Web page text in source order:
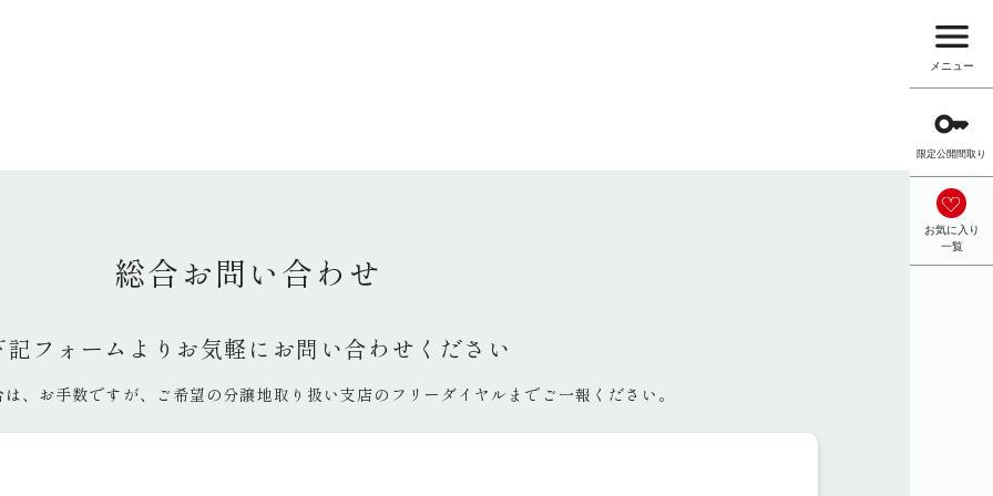
key
限定公開間取り
お気に入り
一覧
menu
メニュー
総合お問い合わせ
記フォームよりお気軽にお問い合わせください
、お手数ですが、ご希望の分譲地取り扱い支店のフリーダイヤルまでご一報ください。